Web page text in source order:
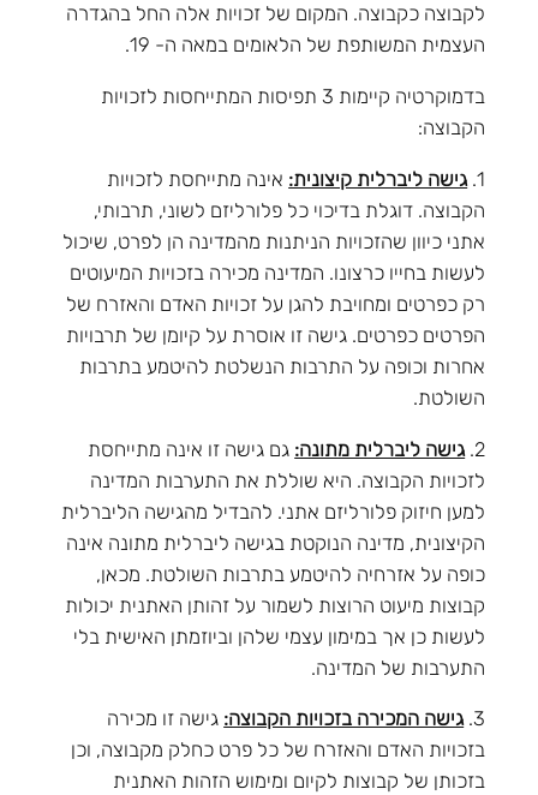
לקבוצה כקבוצה. המקום של זכויות אלה החל בהגדרה
העצמית המשותפת של הלאומים במאה ה- 19.
בדמוקרטיה קיימות 3 תפיסות המתייחסות לזכויות
הקבוצה:
1. גישה ליברלית קיצונית: אינה מתייחסת לזכויות
הקבוצה. דוגלת בדיכוי כל פלורליזם לשוני, תרבותי,
אתני כיוון שהזכויות הניתנות מהמדינה הן לפרט, שיכול
לעשות בחייו כרצונו. המדינה מכירה בזכויות המיעוטים
רק כפרטים ומחויבת להגן על זכויות האדם והאזרח של
הפרטים כפרטים. גישה זו אוסרת על קיומן של תרבויות
אחרות וכופה על התרבות הנשלטת להיטמע בתרבות
השולטת.
2. גישה ליברלית מתונה: גם גישה זו אינה מתייחסת
לזכויות הקבוצה. היא שוללת את התערבות המדינה
למען חיזוק פלורליזם אתני. להבדיל מהגישה הליברלית
הקיצונית, מדינה הנוקטת בגישה ליברלית מתונה אינה
כופה על אזרחיה להיטמע בתרבות השולטת. מכאן,
קבוצות מיעוט הרוצות לשמור על זהותן האתנית יכולות
לעשות כן אך במימון עצמי שלהן וביוזמתן האישית בלי
התערבות של המדינה.
3. גישה המכירה בזכויות הקבוצה: גישה זו מכירה
בזכויות האדם והאזרח של כל פרט כחלק מקבוצה, וכן
בזכותן של קבוצות לקיום ומימוש הזהות האתנית